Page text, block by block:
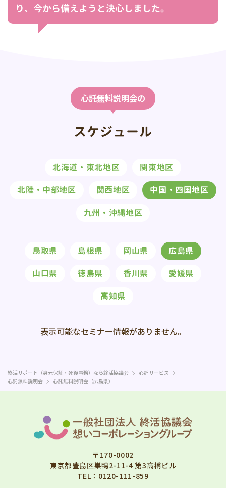
り、今から備えようと決心しました。
心託無料説明会の
スケジュール
北海道・東北地区 関東地区
北陸・中部地区 関西地区 中国・四国地区
九州・沖縄地区
鳥取県 島根県 岡山県 広島県
山口県 徳島県 香川県 愛媛県
高知県
表示可能なセミナー情報がありません。
終活サポート（身元保証・死後事務）なら終活協議会
心託サービス
心託無料説明会
心託無料説明会（広島県）
〒170-0002
東京都豊島区巣鴨2-11-4 第3高橋ビル
TEL： 0120-111-859